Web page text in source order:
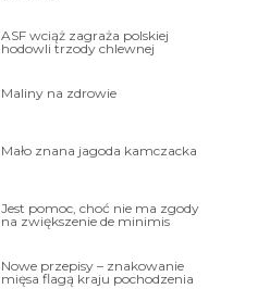
ASF wciąż zagraża polskiej
hodowli trzody chlewnej
Maliny na zdrowie
Mało znana jagoda kamczacka
Jest pomoc, choć nie ma zgody
na zwiększenie de minimis
Nowe przepisy – znakowanie
mięsa flagą kraju pochodzenia